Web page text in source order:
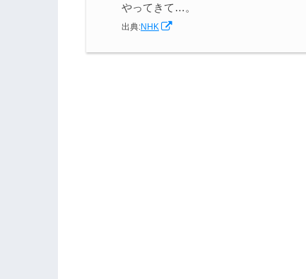
やってきて…。
出典:NHK